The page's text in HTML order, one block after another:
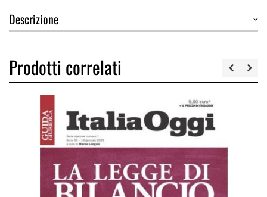
Descrizione
Prodotti correlati